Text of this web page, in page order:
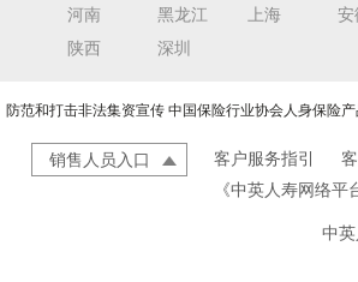
河南
黑龙江 上海 安
陕西
深圳
防范和打击非法集资宣传 中国保险行业协会人身保险产
销售人员入口 客户服务指引
《中英人寿网络平
中